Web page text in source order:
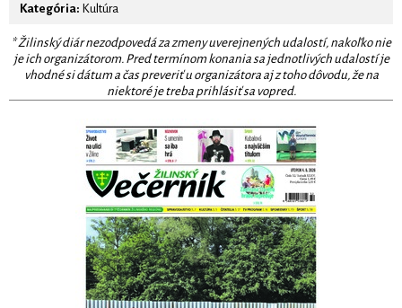
Kategória: Kultúra
* Žilinský diár nezodpovedá za zmeny uverejnených udalostí, nakoľko nie
je ich organizátorom. Pred termínom konania sa jednotlivých udalostí je
vhodné si dátum a čas preveriť u organizátora aj z toho dôvodu, že na
niektoré je treba prihlásiť sa vopred.